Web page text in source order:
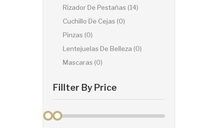
Fillter By Price
Rizador De Pestañas (14)
Cuchillo De Cejas (0)
Pinzas (0)
Lentejuelas De Belleza (0)
Mascaras (0)